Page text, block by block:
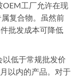
OEM工厂允许在现
复合物。虽然前
批发成本可降低
以低于常规批发价
以内的产品。对于